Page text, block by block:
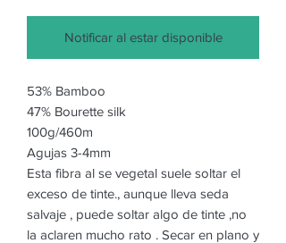
Notificar al estar disponible
53% Bamboo
47% Bourette silk
100g/460m
Agujas 3-4mm
Esta fibra al se vegetal suele soltar el
exceso de tinte., aunque lleva seda
salvaje , puede soltar algo de tinte ,no
la aclaren mucho rato . Secar en plano y